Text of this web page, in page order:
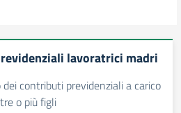
lavoratrici madri
contributi previdenziali a carico
o più figli